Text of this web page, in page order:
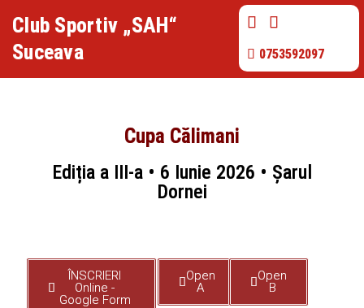
Club Sportiv „SAH“
Suceava
0753592097
Cupa Călimani
Ediția a III-a • 6 Iunie 2026 • Șarul
Dornei
ÎNSCRIERI
Online -
Google Form
Open
A
Open
B